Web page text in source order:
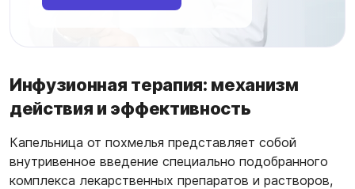
Инфузионная терапия: механизм
действия и эффективность
Капельница от похмелья представляет собой
внутривенное введение специально подобранного
комплекса лекарственных препаратов и растворов,